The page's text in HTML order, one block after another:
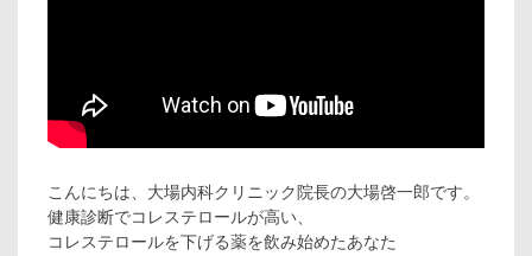
こんにちは、大場内科クリニック院長の大場啓一郎です。
健康診断でコレステロールが高い、
コレステロールを下げる薬を飲み始めたあなた